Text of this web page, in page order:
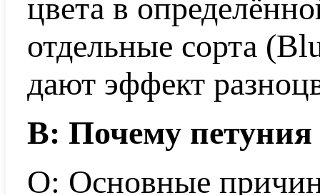
цвета в
отдельные сорта
дают эффект
В: Почему петуния
О: Основные